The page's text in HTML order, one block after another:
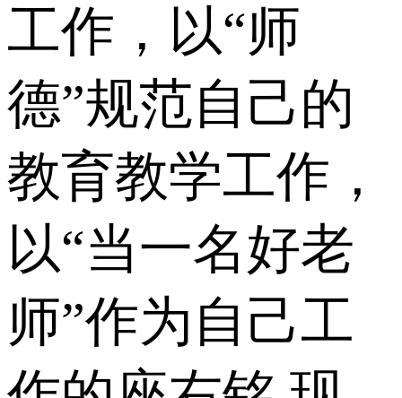
工作，以“师
德”规范自己的
教育教学工作，
以“当一名好老
师”作为自己工